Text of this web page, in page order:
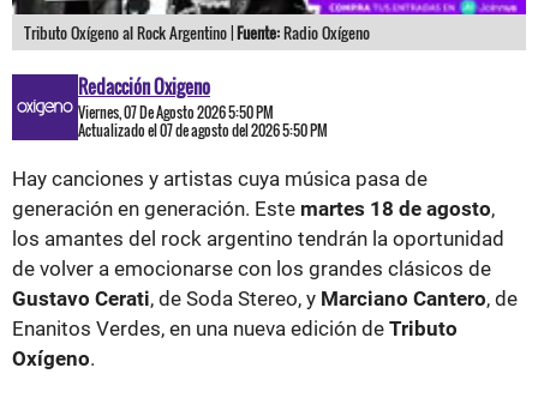
Tributo Oxígeno al Rock Argentino |Fuente:Radio Oxígeno
Redacción Oxigeno
Viernes, 07 De Agosto 2026 5:50 PM
Actualizado el 07 de agosto del 2026 5:50 PM
Hay canciones y artistas cuya música pasa de
generación en generación. Este martes 18 de agosto,
los amantes del rock argentino tendrán la oportunidad
de volver a emocionarse con los grandes clásicos de
Gustavo Cerati, de Soda Stereo, y Marciano Cantero, de
Enanitos Verdes, en una nueva edición de Tributo
Oxígeno.